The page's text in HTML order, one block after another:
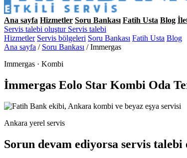
Ana sayfa Hizmetler Soru Bankası Fatih Usta Blog
Servis talebi oluştur Servis talebi
Hizmetler Servis bölgeleri Soru Bankası Fatih Usta Blog
Ana sayfa / Soru Bankası / Immergas
Immergas · Kombi
İmmergas Eolo Star Kombi Oda
Ankara yerel servis
Sorun devam ediyorsa servis